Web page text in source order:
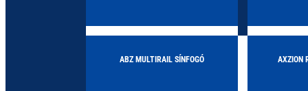
ABZ MULTIRAIL SÍNFOGÓ AXZION